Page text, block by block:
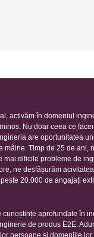
activăm în domeniul
Nu doar ceea ce
are oportunitatea
mâine. Timp de 25 de ani,
mai dificile probleme de
ne desfășurăm
20.000 de angajați
cunoștințe aprofundate în
de produs E2E.
persoane și domeniile